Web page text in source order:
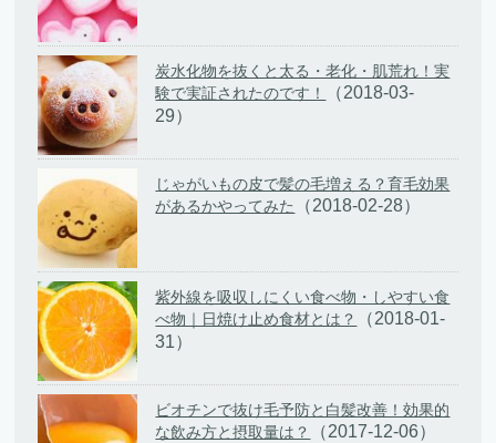
炭水化物を抜くと太る・老化・肌荒れ！実
験で実証されたのです！
（2018-03-
29）
じゃがいもの皮で髪の毛増える？育毛効果
があるかやってみた
（2018-02-28）
紫外線を吸収しにくい食べ物・しやすい食
べ物｜日焼け止め食材とは？
（2018-01-
31）
ビオチンで抜け毛予防と白髪改善！効果的
な飲み方と摂取量は？
（2017-12-06）